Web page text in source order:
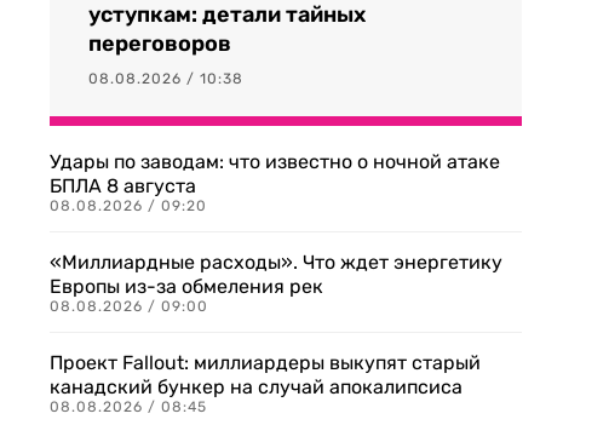
уступкам: детали тайных
переговоров
08.08.2026 / 10:38
Удары по заводам: что известно о ночной атаке
БПЛА 8 августа
08.08.2026 / 09:20
«Миллиардные расходы». Что ждет энергетику
Европы из-за обмеления рек
08.08.2026 / 09:00
Проект Fallout: миллиардеры выкупят старый
канадский бункер на случай апокалипсиса
08.08.2026 / 08:45